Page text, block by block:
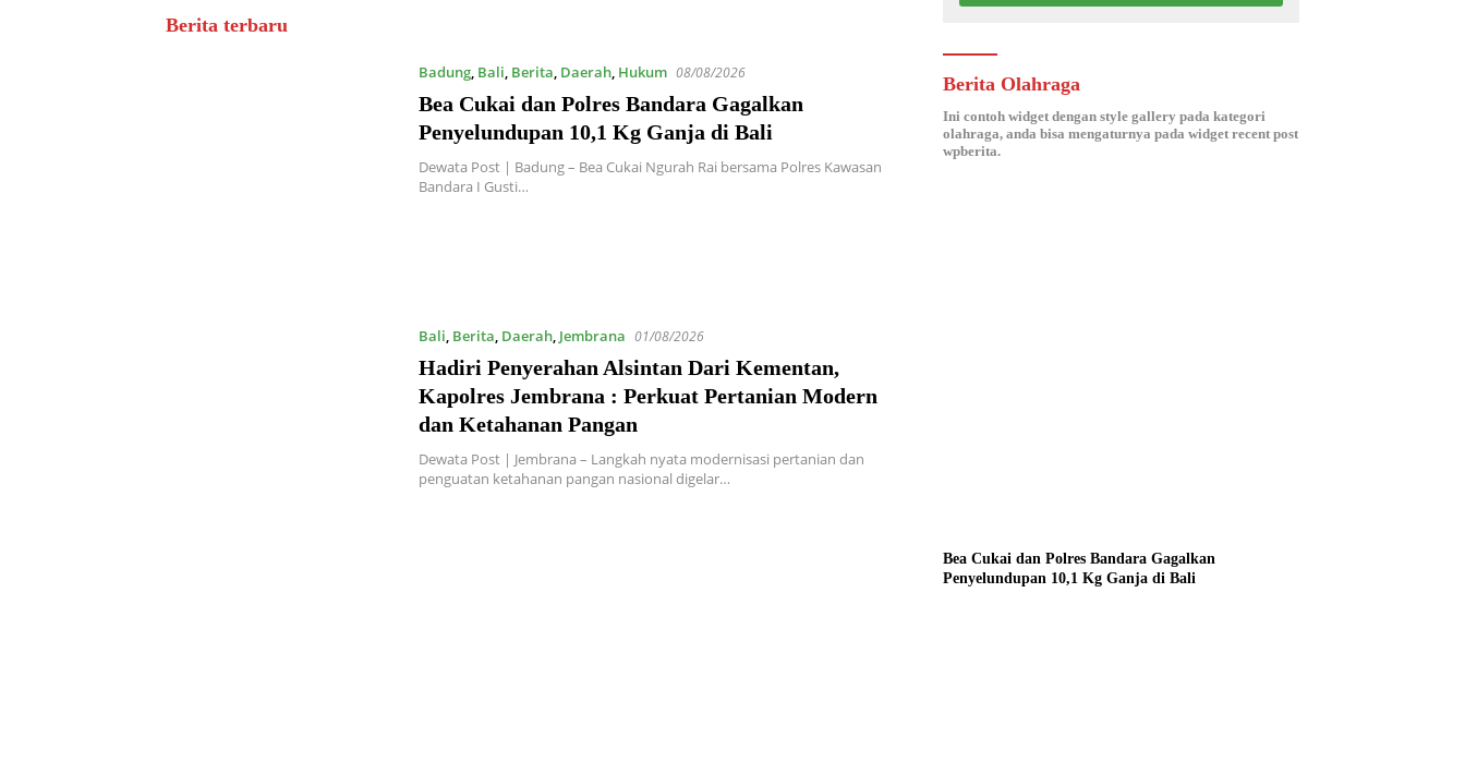
Dewata
Berita terbaru
Badung, Bali, Berita, Daerah, Hukum 08/08/2026
Bea Cukai dan Polres Bandara Gagalkan
Penyelundupan 10,1 Kg Ganja di Bali
Dewata Post | Badung – Bea Cukai Ngurah Rai bersama Polres Kawasan
Bandara I Gusti…
Bali, Berita, Daerah, Jembrana 01/08/2026
Hadiri Penyerahan Alsintan Dari Kementan,
Kapolres Jembrana : Perkuat Pertanian Modern
dan Ketahanan Pangan
Dewata Post | Jembrana – Langkah nyata modernisasi pertanian dan
penguatan ketahanan pangan nasional digelar…
Berita Olahraga
Ini contoh widget dengan style gallery pada kategori
olahraga, anda bisa mengaturnya pada widget recent post
wpberita.
Bea Cukai dan Polres Bandara Gagalkan
Penyelundupan 10,1 Kg Ganja di Bali